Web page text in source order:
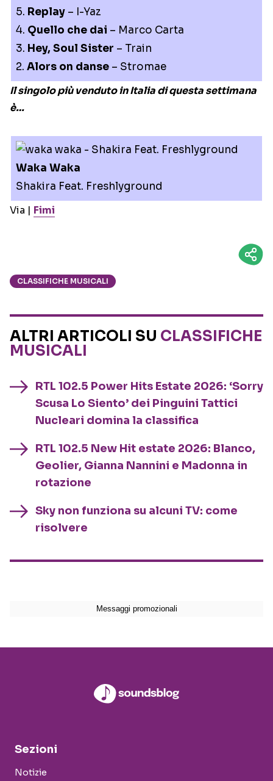
5. Replay – I-Yaz
4. Quello che dai – Marco Carta
3. Hey, Soul Sister – Train
2. Alors on danse – Stromae
Il singolo più venduto in Italia di questa settimana
è…
Waka Waka
Shakira Feat. Freshlyground
Via | Fimi
CLASSIFICHE MUSICALI
ALTRI ARTICOLI SU CLASSIFICHE
MUSICALI
RTL 102.5 Power Hits Estate 2026: ‘Sorry
Scusa Lo Siento’ dei Pinguini Tattici
Nucleari domina la classifica
RTL 102.5 New Hit estate 2026: Blanco,
Geolier, Gianna Nannini e Madonna in
rotazione
Sky non funziona su alcuni TV: come
risolvere
Sezioni
Notizie